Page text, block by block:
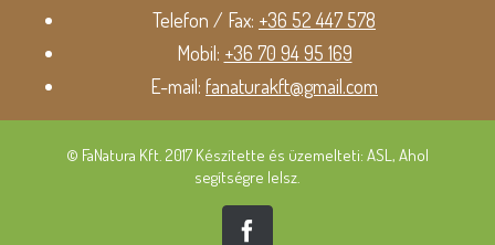
Telefon / Fax: +36 52 447 578
Mobil: +36 70 94 95 169
E-mail: fanaturakft@gmail.com
© FaNatura Kft. 2017 Készítette és üzemelteti: ASL, Ahol
segítségre lelsz.